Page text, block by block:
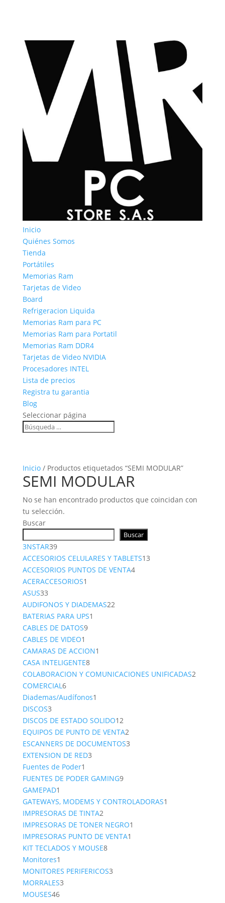
Inicio
Quiénes Somos
Tienda
Portátiles
Memorias Ram
Tarjetas de Video
Board
Refrigeracion Liquida
Memorias Ram para PC
Memorias Ram para Portatil
Memorias Ram DDR4
Tarjetas de Video NVIDIA
Procesadores INTEL
Lista de precios
Registra tu garantia
Blog
Seleccionar página
Inicio/ Productos etiquetados “SEMI MODULAR”
SEMI MODULAR
No se han encontrado productos que coincidan con
tu selección.
Buscar
Buscar
3NSTAR3939
productos
ACCESORIOS CELULARES Y TABLETS1313
ACCESORIOS PUNTOS DE VENTA44
ACERACCESORIOS1
ASUS3333
productos
AUDIFONOS Y DIADEMAS2222
BATERIAS PARA UPS1
CABLES DE DATOS99
CABLES DE VIDEO1
producto
CAMARAS DE ACCION1
CASA INTELIGENTE88
productos
COLABORACION Y COMUNICACIONES UNIFICADAS22
COMERCIAL66
productos
Diademas/Audífonos1
DISCOS33
productos
DISCOS DE ESTADO SOLIDO1212
productos
EQUIPOS DE PUNTO DE VENTA22
productos
ESCANNERS DE DOCUMENTOS33
EXTENSION DE RED33
Fuentes de Poder1
producto
FUENTES DE PODER GAMING99
GAMEPAD1
producto
GATEWAYS, MODEMS Y CONTROLADORAS1
IMPRESORAS DE TINTA22
productos
IMPRESORAS DE TONER NEGRO1
IMPRESORAS PUNTO DE VENTA1
KIT TECLADOS Y MOUSE88
Monitores1
producto
MONITORES PERIFERICOS33
MORRALES33
MOUSES4646